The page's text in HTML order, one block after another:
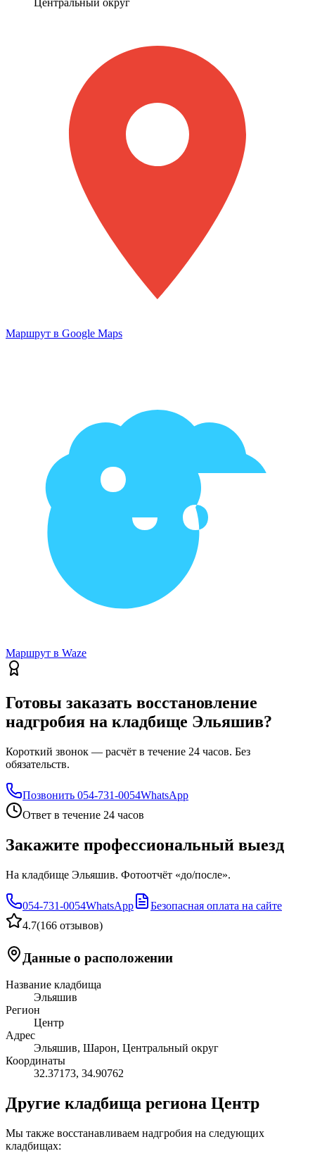
Центральный округ
Маршрут в Google Maps
Маршрут в Waze
Готовы заказать восстановление
надгробия на кладбище Эльяшив?
Короткий звонок — расчёт в течение 24 часов. Без
обязательств.
Позвонить 054-731-0054WhatsApp
Ответ в течение 24 часов
Закажите профессиональный выезд
На кладбище Эльяшив. Фотоотчёт «до/после».
054-731-0054WhatsApp
Безопасная оплата на сайте
4.7(166 отзывов)
Данные о расположении
Название кладбища
Эльяшив
Регион
Центр
Адрес
Эльяшив, Шарон, Центральный округ
Координаты
32.37173, 34.90762
Другие кладбища региона Центр
Мы также восстанавливаем надгробия на следующих
кладбищах: